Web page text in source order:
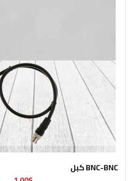
BNC-BNC كبل